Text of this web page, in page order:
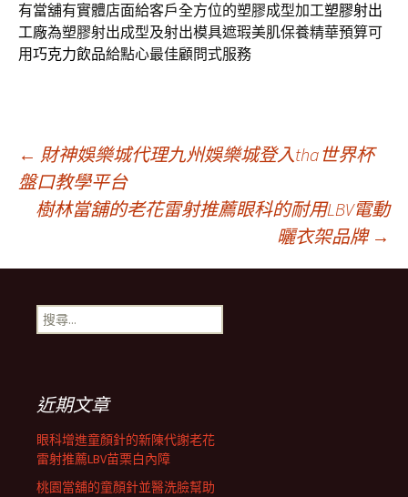
有當舖有實體店面給客戶全方位的塑膠成型加工塑膠射出
工廠為塑膠射出成型及射出模具遮瑕美肌保養精華預算可
用巧克力飲品給點心最佳顧問式服務
文
章
導
航
列
← 財神娛樂城代理九州娛樂城登入tha世界杯
盤口教學平台
樹林當舖的老花雷射推薦眼科的耐用LBV電動
曬衣架品牌 →
搜
尋
近期文章
眼科增進童顏針的新陳代謝老花
雷射推薦LBV苗栗白內障
桃園當舖的童顏針並醫洗臉幫助